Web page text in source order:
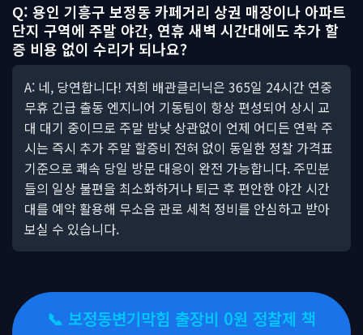
Q: 용인 기흥구 보정동 카페거리 상권 매장이나 아파트
단지 구역에 주말 야간, 연휴 새벽 시간대에도 추가 할
증 비용 없이 수리가 되나요?
A: 네, 당연합니다! 저희 배관클리닉은 365일 24시간 연중
무휴 긴급 출동 엔지니어 기동팀이 항상 편성되어 상시 교
대 대기 중이므로 주말 밤낮 상관없이 언제 어디든 연락 주
시는 즉시 추가 주말 할증비 전혀 없이 동일한 정찰 가격표
기준으로 쾌속 당일 방문 대응이 완전 가능합니다. 주민분
들의 일상 불편을 최소화하거나 퇴근 후 편안한 야간 시간
대를 예약 활용해 무소음 관로 세척 정비를 안심하고 받아
보실 수 있습니다.
📞 보정동변기막힘 출장비 0원 정찰제 책